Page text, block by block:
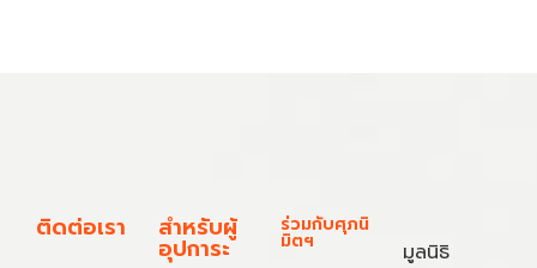
ติดต่อเรา สำหรับผู้
อุปการะ
ร่วมกับศุภนิ
มิตฯ
มูลนิธิ